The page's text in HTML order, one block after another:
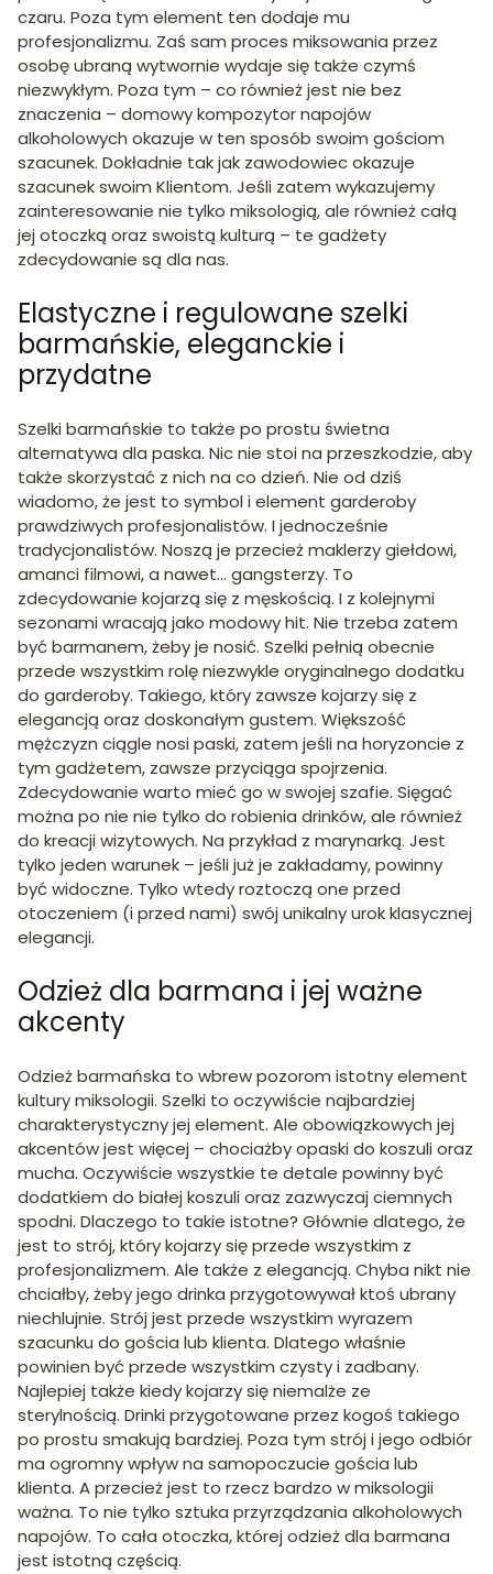
czaru. Poza tym element ten dodaje mu
profesjonalizmu. Zaś sam proces miksowania przez
osobę ubraną wytwornie wydaje się także czymś
niezwykłym. Poza tym – co również jest nie bez
znaczenia – domowy kompozytor napojów
alkoholowych okazuje w ten sposób swoim gościom
szacunek. Dokładnie tak jak zawodowiec okazuje
szacunek swoim Klientom. Jeśli zatem wykazujemy
zainteresowanie nie tylko miksologią, ale również całą
jej otoczką oraz swoistą kulturą – te gadżety
zdecydowanie są dla nas.
Elastyczne i regulowane szelki
barmańskie, eleganckie i
przydatne
Szelki barmańskie to także po prostu świetna
alternatywa dla paska. Nic nie stoi na przeszkodzie, aby
także skorzystać z nich na co dzień. Nie od dziś
wiadomo, że jest to symbol i element garderoby
prawdziwych profesjonalistów. I jednocześnie
tradycjonalistów. Noszą je przecież maklerzy giełdowi,
amanci filmowi, a nawet... gangsterzy. To
zdecydowanie kojarzą się z męskością. I z kolejnymi
sezonami wracają jako modowy hit. Nie trzeba zatem
być barmanem, żeby je nosić. Szelki pełnią obecnie
przede wszystkim rolę niezwykle oryginalnego dodatku
do garderoby. Takiego, który zawsze kojarzy się z
elegancją oraz doskonałym gustem. Większość
mężczyzn ciągle nosi paski, zatem jeśli na horyzoncie z
tym gadżetem, zawsze przyciąga spojrzenia.
Zdecydowanie warto mieć go w swojej szafie. Sięgać
można po nie nie tylko do robienia drinków, ale również
do kreacji wizytowych. Na przykład z marynarką. Jest
tylko jeden warunek – jeśli już je zakładamy, powinny
być widoczne. Tylko wtedy roztoczą one przed
otoczeniem (i przed nami) swój unikalny urok klasycznej
elegancji.
Odzież dla barmana i jej ważne
akcenty
Odzież barmańska to wbrew pozorom istotny element
kultury miksologii. Szelki to oczywiście najbardziej
charakterystyczny jej element. Ale obowiązkowych jej
akcentów jest więcej – chociażby opaski do koszuli oraz
mucha. Oczywiście wszystkie te detale powinny być
dodatkiem do białej koszuli oraz zazwyczaj ciemnych
spodni. Dlaczego to takie istotne? Głównie dlatego, że
jest to strój, który kojarzy się przede wszystkim z
profesjonalizmem. Ale także z elegancją. Chyba nikt nie
chciałby, żeby jego drinka przygotowywał ktoś ubrany
niechlujnie. Strój jest przede wszystkim wyrazem
szacunku do gościa lub klienta. Dlatego właśnie
powinien być przede wszystkim czysty i zadbany.
Najlepiej także kiedy kojarzy się niemalże ze
sterylnością. Drinki przygotowane przez kogoś takiego
po prostu smakują bardziej. Poza tym strój i jego odbiór
ma ogromny wpływ na samopoczucie gościa lub
klienta. A przecież jest to rzecz bardzo w miksologii
ważna. To nie tylko sztuka przyrządzania alkoholowych
napojów. To cała otoczka, której odzież dla barmana
jest istotną częścią.